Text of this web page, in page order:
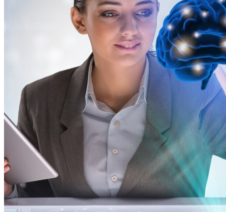
Использование Искусственного
Интеллекта Помогает Лучше
Подготовить Будущих Нейрохирургов
Дизайн Квартиры Студии 40 Кв. М: Идеи
Для Оформления И Зонирования